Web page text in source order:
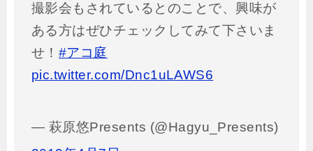
撮影会もされているとのことで、興味が
ある方はぜひチェックしてみて下さいま
せ！ #アコ庭
pic.twitter.com/Dnc1uLAWS6
— 萩原悠Presents (@Hagyu_Presents)